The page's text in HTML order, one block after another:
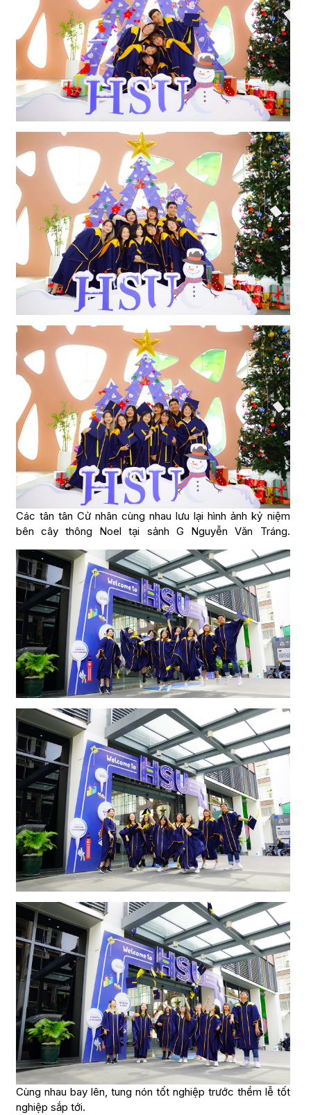
Các tân tân Cử nhân cùng nhau lưu lại hình ảnh kỷ niệm
bên cây thông Noel tại sảnh G Nguyễn Văn Tráng.
Cùng nhau bay lên, tung nón tốt nghiệp trước thềm lễ tốt
nghiệp sắp tới.